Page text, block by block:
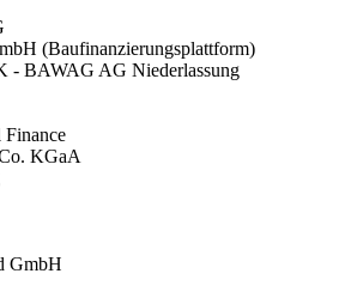
(Baufinanzierungsplattform)
- BAWAG AG Niederlassung
Finance
KGaA
GmbH